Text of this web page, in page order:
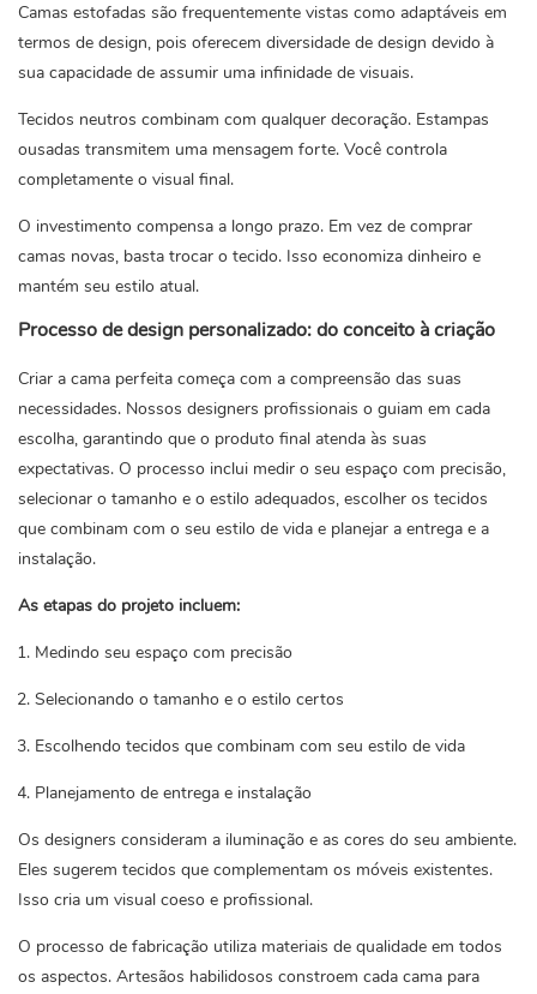
Camas estofadas são frequentemente vistas como adaptáveis ​​em
termos de design, pois oferecem diversidade de design devido à
sua capacidade de assumir uma infinidade de visuais.
Tecidos neutros combinam com qualquer decoração. Estampas
ousadas transmitem uma mensagem forte. Você controla
completamente o visual final.
O investimento compensa a longo prazo. Em vez de comprar
camas novas, basta trocar o tecido. Isso economiza dinheiro e
mantém seu estilo atual.
Processo de design personalizado: do conceito à criação
Criar a cama perfeita começa com a compreensão das suas
necessidades. Nossos designers profissionais o guiam em cada
escolha, garantindo que o produto final atenda às suas
expectativas. O processo inclui medir o seu espaço com precisão,
selecionar o tamanho e o estilo adequados, escolher os tecidos
que combinam com o seu estilo de vida e planejar a entrega e a
instalação.
As etapas do projeto incluem:
Medindo seu espaço com precisão
Selecionando o tamanho e o estilo certos
Escolhendo tecidos que combinam com seu estilo de vida
Planejamento de entrega e instalação
Os designers consideram a iluminação e as cores do seu ambiente.
Eles sugerem tecidos que complementam os móveis existentes.
Isso cria um visual coeso e profissional.
O processo de fabricação utiliza materiais de qualidade em todos
os aspectos. Artesãos habilidosos constroem cada cama para